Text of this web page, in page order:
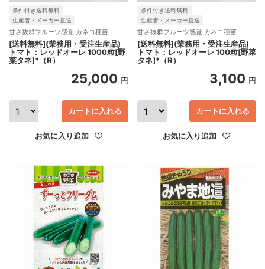
条件付き送料無料
生産者・メーカー直送
甘さ抜群フルーツ感覚 カネコ種苗
[送料無料](業務用・受注生産品)
トマト：レッドオーレ 1000粒[野
菜タネ]*（R）
25,000 円
カートに入れる
お気に入り追加
条件付き送料無料
生産者・メーカー直送
甘さ抜群フルーツ感覚 カネコ種苗
[送料無料](業務用・受注生産品)
トマト：レッドオーレ 100粒[野菜
タネ]*（R）
3,100 円
カートに入れる
お気に入り追加